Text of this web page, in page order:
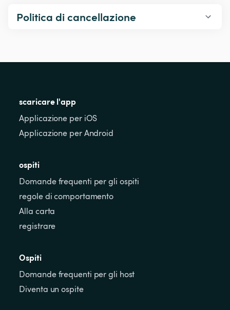
Politica di cancellazione
scaricare l'app
Applicazione per iOS
Applicazione per Android
ospiti
Domande frequenti per gli ospiti
regole di comportamento
Alla carta
registrare
Ospiti
Domande frequenti per gli host
Diventa un ospite